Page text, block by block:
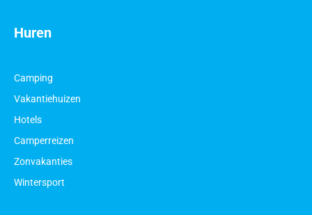
Huren
Camping
Vakantiehuizen
Hotels
Camperreizen
Zonvakanties
Wintersport